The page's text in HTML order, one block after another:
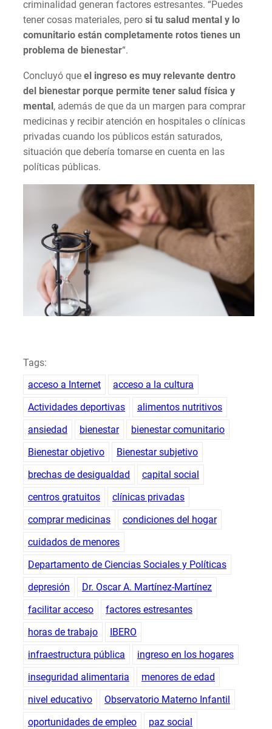
criminalidad generan factores estresantes. “Puedes
tener cosas materiales, pero si tu salud mental y lo
comunitario están completamente rotos tienes un
problema de bienestar“.
Concluyó que el ingreso es muy relevante dentro
del bienestar porque permite tener salud física y
mental, además de que da un margen para comprar
medicinas y recibir atención en hospitales o clínicas
privadas cuando los públicos están saturados,
situación que debería tomarse en cuenta en las
políticas públicas.
Tags:
acceso a Internet
acceso a la cultura
Actividades deportivas
alimentos nutritivos
ansiedad
bienestar
bienestar comunitario
Bienestar objetivo
Bienestar subjetivo
brechas de desigualdad
capital social
centros gratuitos
clínicas privadas
comprar medicinas
condiciones del hogar
cuidados de menores
Departamento de Ciencias Sociales y Políticas
depresión
Dr. Oscar A. Martínez-Martínez
facilitar acceso
factores estresantes
horas de trabajo
IBERO
infraestructura pública
ingreso en los hogares
inseguridad alimentaria
menores de edad
nivel educativo
Observatorio Materno Infantil
oportunidades de empleo
paz social